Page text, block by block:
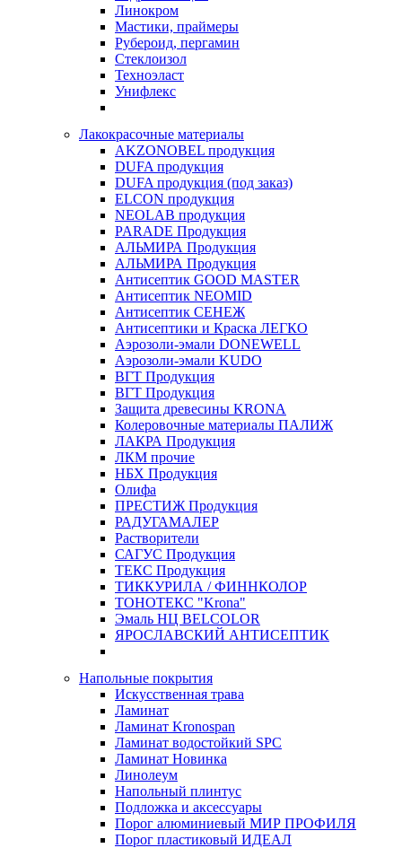
Линокром
Мастики, праймеры
Рубероид, пергамин
Стеклоизол
Техноэласт
Унифлекс
Лакокрасочные материалы
AKZONOBEL продукция
DUFA продукция
DUFA продукция (под заказ)
ELCON продукция
NEOLAB продукция
PARADE Продукция
АЛЬМИРА Продукция
АЛЬМИРА Продукция
Антисептик GOOD MASTER
Антисептик NEOMID
Антисептик СЕНЕЖ
Антисептики и Краска ЛЕГКО
Аэрозоли-эмали DONEWELL
Аэрозоли-эмали KUDO
ВГТ Продукция
ВГТ Продукция
Защита древесины KRONA
Колеровочные материалы ПАЛИЖ
ЛАКРА Продукция
ЛКМ прочие
НБХ Продукция
Олифа
ПРЕСТИЖ Продукция
РАДУГАМАЛЕР
Растворители
САГУС Продукция
ТЕКС Продукция
ТИККУРИЛА / ФИННКОЛОР
ТОНОТЕКС "Krona"
Эмаль НЦ BELCOLOR
ЯРОСЛАВСКИЙ АНТИСЕПТИК
Напольные покрытия
Искусственная трава
Ламинат
Ламинат Kronospan
Ламинат водостойкий SPC
Ламинат Новинка
Линолеум
Напольный плинтус
Подложка и аксессуары
Порог алюминиевый МИР ПРОФИЛЯ
Порог пластиковый ИДЕАЛ